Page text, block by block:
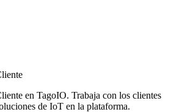
en TagoIO. Trabaja con los clientes
de IoT en la plataforma.